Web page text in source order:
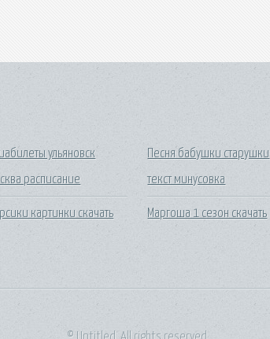
ульяновск
расписание
картинки скачать
Песня бабушки старушки
текст минусовка
Маргоша 1 сезон скачать